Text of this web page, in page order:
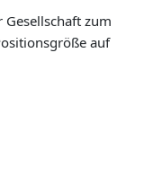
zum
auf